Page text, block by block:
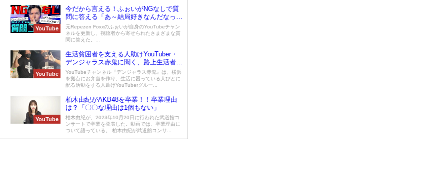
YouTube
今だから言える！ふぉいがNGなしで質
問に答える「あ～結局好きなんだなっ
て」
元Repezen Foxxのふぉいが自身のYouTubeチャン
ネルを更新し、視聴者から寄せられたさまざまな質
問に答えた。...
YouTube
生活貧困者を支える人助けYouTuber・
デンジャラス赤鬼に聞く、路上生活者の
実態と活動への想い
YouTubeチャンネル『デンジャラス赤鬼』は、横浜
を拠点にお弁当を作り、生活に困っている人びとに
配る活動をする人助けYouTuberグルー...
YouTube
柏木由紀がAKB48を卒業！！卒業理由
は？「〇〇な理由は1個もない」
柏木由紀が、2023年10月20日に行われた武道館コ
ンサートで卒業を発表した。動画では、卒業理由に
ついて語っている。 柏木由紀が武道館コンサ...